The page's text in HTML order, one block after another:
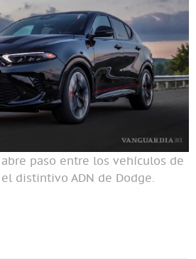
paso entre los vehículos de
distintivo ADN de Dodge.